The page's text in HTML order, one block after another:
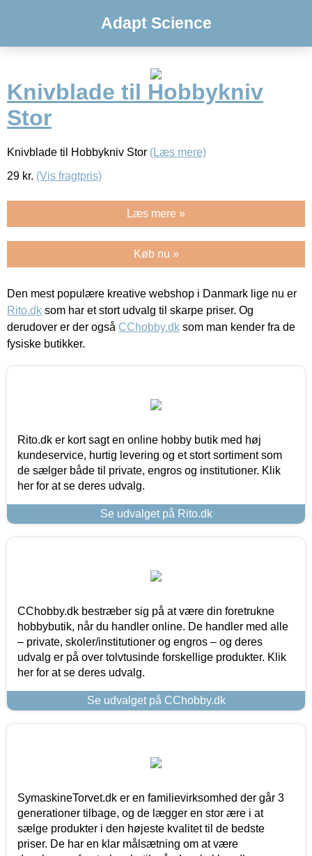
Adapt Science
Knivblade til Hobbykniv
Stor
Knivblade til Hobbykniv Stor (Læs mere)
29 kr. (Vis fragtpris)
Læs mere »
Køb nu »
Den mest populære kreative webshop i Danmark lige nu er
Rito.dk som har et stort udvalg til skarpe priser. Og
derudover er der også CChobby.dk som man kender fra de
fysiske butikker.
Rito.dk er kort sagt en online hobby butik med høj
kundeservice, hurtig levering og et stort sortiment som
de sælger både til private, engros og institutioner. Klik
her for at se deres udvalg.
Se udvalget på Rito.dk
CChobby.dk bestræber sig på at være din foretrukne
hobbybutik, når du handler online. De handler med alle
– private, skoler/institutioner og engros – og deres
udvalg er på over tolvtusinde forskellige produkter. Klik
her for at se deres udvalg.
Se udvalget på CChobby.dk
SymaskineTorvet.dk er en familievirksomhed der går 3
generationer tilbage, og de lægger en stor ære i at
sælge produkter i den højeste kvalitet til de bedste
priser. De har en klar målsætning om at være